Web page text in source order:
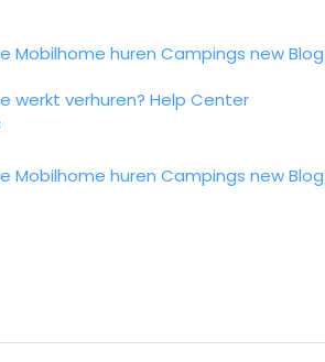
Mobilhome huren Campings newBlog
werkt verhuren? Help Center
Mobilhome huren Campings newBlog